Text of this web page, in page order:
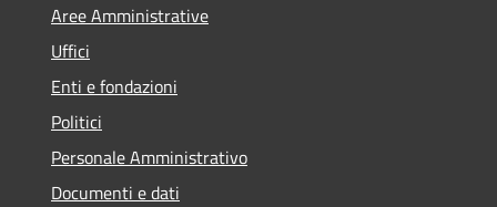
Aree Amministrative
Uffici
Enti e fondazioni
Politici
Personale Amministrativo
Documenti e dati